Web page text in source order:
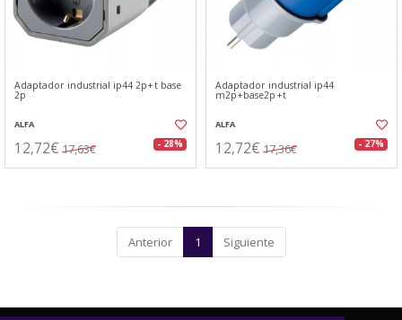
Adaptador industrial ip44 2p+t base
2p
ALFA
12,72€ 17,63€ - 28%
Adaptador industrial ip44
m2p+base2p+t
ALFA
12,72€ 17,36€ - 27%
Anterior 1 Siguiente